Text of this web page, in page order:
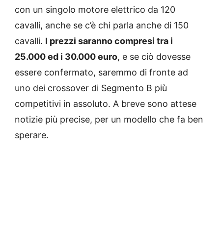
con un singolo motore elettrico da 120
cavalli, anche se c’è chi parla anche di 150
cavalli. I prezzi saranno compresi tra i
25.000 ed i 30.000 euro, e se ciò dovesse
essere confermato, saremmo di fronte ad
uno dei crossover di Segmento B più
competitivi in assoluto. A breve sono attese
notizie più precise, per un modello che fa ben
sperare.